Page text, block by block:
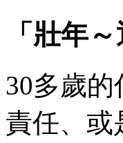
「壯年
30多歲
責任、或